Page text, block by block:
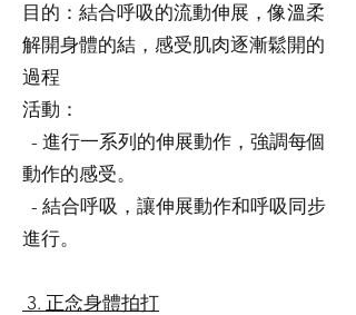
目的：結合呼吸的流動伸展，像溫柔
解開身體的結，感受肌肉逐漸鬆開的
過程
活動：
- 進行一系列的伸展動作，強調每個
動作的感受。
- 結合呼吸，讓伸展動作和呼吸同步
進行。
3. 正念身體拍打